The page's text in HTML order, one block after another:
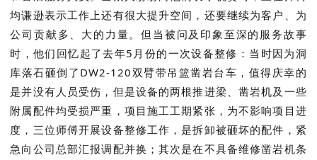
均谦逊表示工作上还有很大提升空间，还要继续为客户、为
公司贡献多、大的力量。但当被问及印象至深的服务故事
时，他们回忆起了去年5月份的一次设备整修：当时因为洞
库落石砸倒了DW2-120双臂带吊篮凿岩台车，值得庆幸的
是并没有人员受伤，但是设备的两根推进梁、凿岩机及一些
附属配件均受损严重，项目施工工期紧张，为不影响项目进
度，三位师傅开展设备整修工作，是拆卸被砸坏的配件，紧
急向公司总部汇报调配并换；其次是在不具备维修凿岩机条